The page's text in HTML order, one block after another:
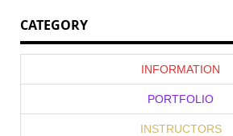
CATEGORY
INFORMATION
PORTFOLIO
INSTRUCTORS